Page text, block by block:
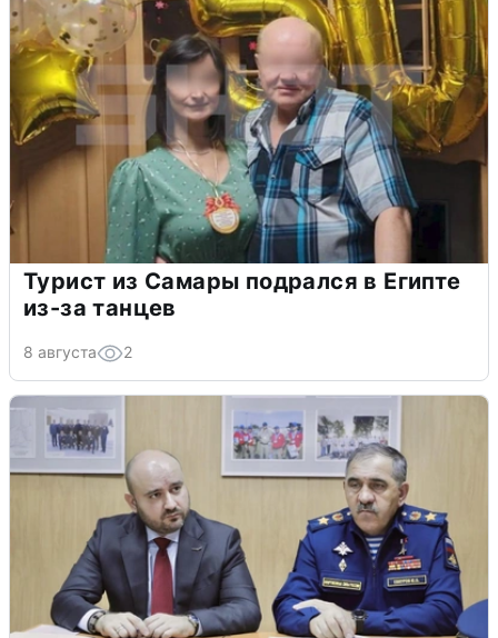
Турист из Самары подрался в Египте
из-за танцев
8 августа 2